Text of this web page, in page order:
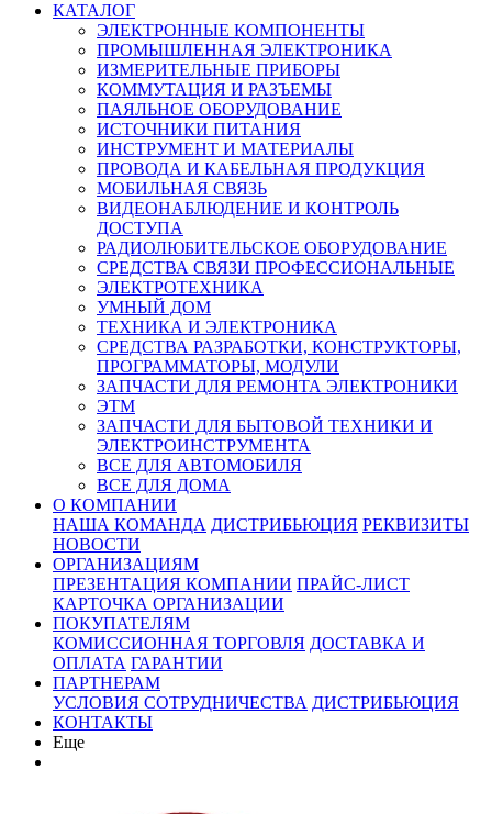
КАТАЛОГ
ЭЛЕКТРОННЫЕ КОМПОНЕНТЫ
ПРОМЫШЛЕННАЯ ЭЛЕКТРОНИКА
ИЗМЕРИТЕЛЬНЫЕ ПРИБОРЫ
КОММУТАЦИЯ И РАЗЪЕМЫ
ПАЯЛЬНОЕ ОБОРУДОВАНИЕ
ИСТОЧНИКИ ПИТАНИЯ
ИНСТРУМЕНТ И МАТЕРИАЛЫ
ПРОВОДА И КАБЕЛЬНАЯ ПРОДУКЦИЯ
МОБИЛЬНАЯ СВЯЗЬ
ВИДЕОНАБЛЮДЕНИЕ И КОНТРОЛЬ
ДОСТУПА
РАДИОЛЮБИТЕЛЬСКОЕ ОБОРУДОВАНИЕ
СРЕДСТВА СВЯЗИ ПРОФЕССИОНАЛЬНЫЕ
ЭЛЕКТРОТЕХНИКА
УМНЫЙ ДОМ
ТЕХНИКА И ЭЛЕКТРОНИКА
СРЕДСТВА РАЗРАБОТКИ, КОНСТРУКТОРЫ,
ПРОГРАММАТОРЫ, МОДУЛИ
ЗАПЧАСТИ ДЛЯ РЕМОНТА ЭЛЕКТРОНИКИ
ЭТМ
ЗАПЧАСТИ ДЛЯ БЫТОВОЙ ТЕХНИКИ И
ЭЛЕКТРОИНСТРУМЕНТА
ВСЕ ДЛЯ АВТОМОБИЛЯ
ВСЕ ДЛЯ ДОМА
О КОМПАНИИ
НАША КОМАНДА ДИСТРИБЬЮЦИЯ РЕКВИЗИТЫ
НОВОСТИ
ОРГАНИЗАЦИЯМ
ПРЕЗЕНТАЦИЯ КОМПАНИИ ПРАЙС-ЛИСТ
КАРТОЧКА ОРГАНИЗАЦИИ
ПОКУПАТЕЛЯМ
КОМИССИОННАЯ ТОРГОВЛЯ ДОСТАВКА И
ОПЛАТА ГАРАНТИИ
ПАРТНЕРАМ
УСЛОВИЯ СОТРУДНИЧЕСТВА ДИСТРИБЬЮЦИЯ
КОНТАКТЫ
Еще